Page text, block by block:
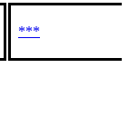
***